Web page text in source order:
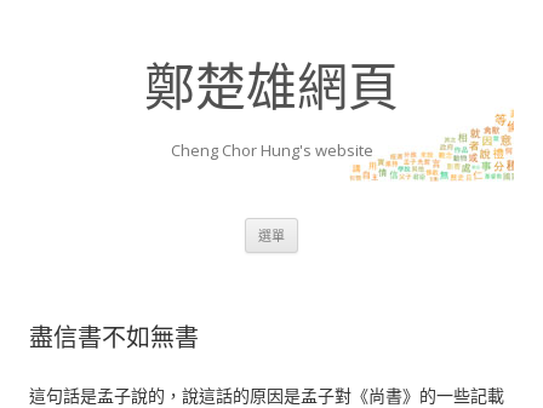
鄭楚雄網頁
Cheng Chor Hung's website
選單
盡信書不如無書
這句話是孟子說的，說這話的原因是孟子對《尚書》的一些記載